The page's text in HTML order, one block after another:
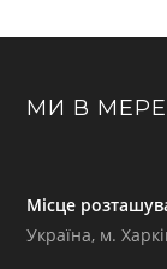
МИ В
Місце
Україна, м.